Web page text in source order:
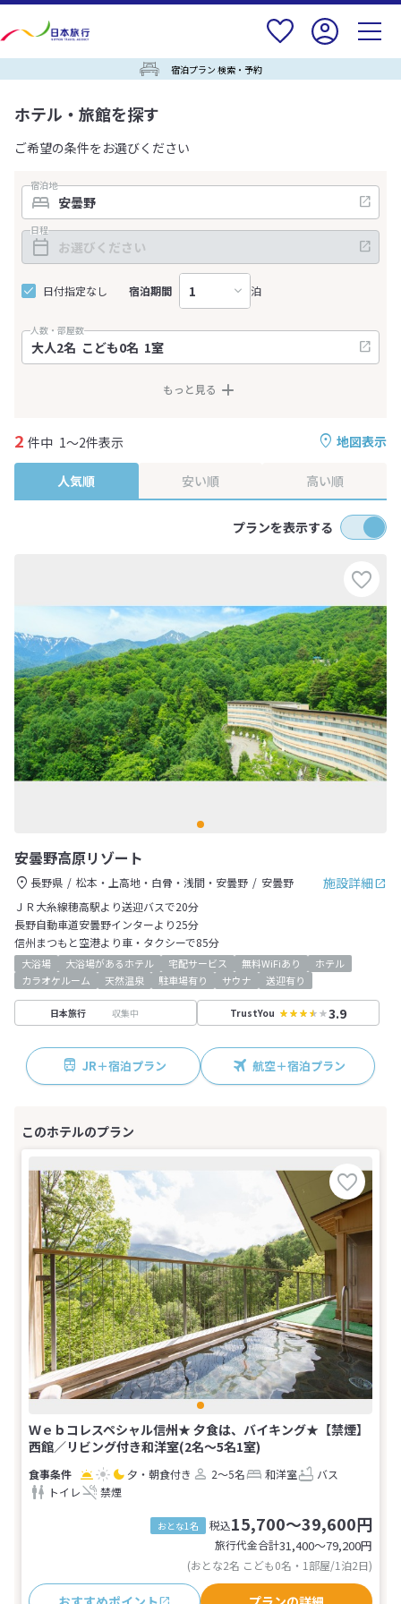
宿泊プラン 検索・予約
ホテル・旅館を探す
ご希望の条件をお選びください
宿泊地
日程
日付指定なし 宿泊期間 泊
人数・部屋数
もっと見る
地図表示
2 件中 1～2件表示
人気順 安い順 高い順
プランを表示する
安曇野高原リゾート
施設詳細
長野県 松本・上高地・白骨・浅間・安曇野
安曇野
ＪＲ大糸線穂高駅より送迎バスで20分
長野自動車道安曇野インターより25分
信州まつもと空港より車・タクシーで85分
大浴場 大浴場があるホテル 宅配サービス 無料WiFiあり
ホテル
カラオケルーム
天然温泉 駐車場有り サウナ 送迎有り
日本旅行 収集中 TrustYou 3.9
JR＋宿泊プラン 航空＋宿泊プラン
Ｗｅｂコレスペシャル信州★ 夕食は、バイキング★【禁煙】
西館／リビング付き和洋室(2名～5名1室)
夕・朝食付き 2～5名 和洋室
バス
トイレ
禁煙
おとな1名 税込15,700～39,600円
旅行代金合計31,400〜79,200円
(おとな2名 こども0名・1部屋/1泊2日)